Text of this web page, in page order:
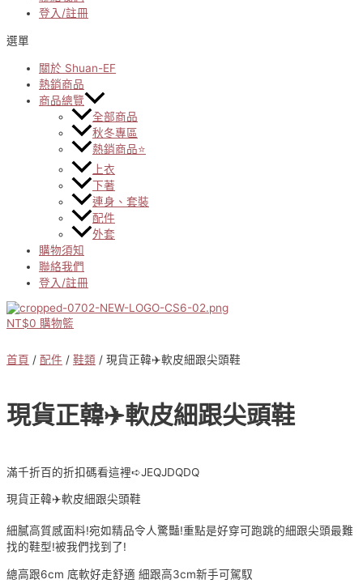
登入/註冊
選單
關於 Shuan-EF
熱銷商品
商品總覽
全部商品
秋冬專區
熱銷商品⭐
上衣
下著
連身、套裝
配件
外套
購物須知
聯絡我們
登入/註冊
NT$0 購物籃
首頁 / 配件 / 鞋類 / 現貨正韓✈️軟皮細跟尖頭鞋
現貨正韓✈️軟皮細跟尖頭鞋
滿千折百的折扣碼看這裡➪JEQJDQDQ
現貨正韓✈️軟皮細跟尖頭鞋
細膩高質感面料!宛如精品令人驚豔!重點是好穿可跑跳的細跟尖頭最難
找的鞋型!被我們找到了!
總高跟6cm 底軟好走舒適 細跟高3cm新手可駕馭